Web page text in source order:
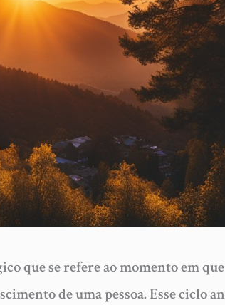
que se refere ao momento em
de uma pessoa. Esse ciclo